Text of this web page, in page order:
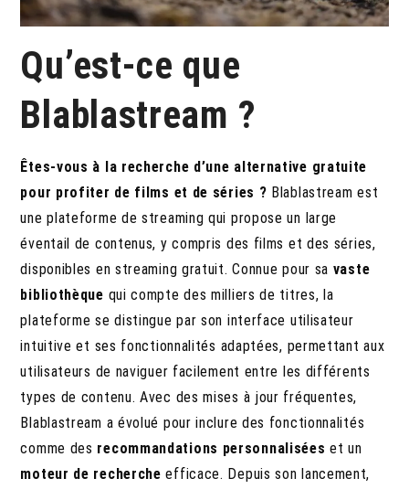
Qu’est-ce que
Blablastream ?
Êtes-vous à la recherche d’une alternative gratuite
pour profiter de films et de séries ? Blablastream est
une plateforme de streaming qui propose un large
éventail de contenus, y compris des films et des séries,
disponibles en streaming gratuit. Connue pour sa vaste
bibliothèque qui compte des milliers de titres, la
plateforme se distingue par son interface utilisateur
intuitive et ses fonctionnalités adaptées, permettant aux
utilisateurs de naviguer facilement entre les différents
types de contenu. Avec des mises à jour fréquentes,
Blablastream a évolué pour inclure des fonctionnalités
comme des recommandations personnalisées et un
moteur de recherche efficace. Depuis son lancement,